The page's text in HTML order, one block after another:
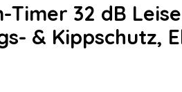
32 dB
& Kippschutz,